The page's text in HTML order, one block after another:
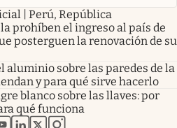
| Perú, República
prohíben el ingreso al país de
posterguen la renovación de su
aluminio sobre las paredes de la
y para qué sirve hacerlo
blanco sobre las llaves: por
qué funciona
en nueva pestaña
abre en nueva pestaña
abre en nueva pestaña
abre en nueva pestaña
abre en nueva pestaña